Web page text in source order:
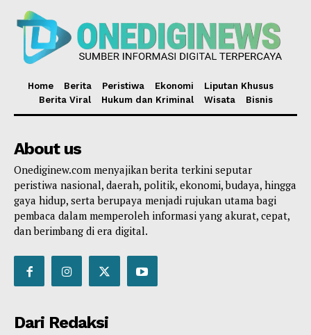
Home Berita Peristiwa Ekonomi
Liputan Khusus
Berita Viral
Hukum dan Kriminal Wisata Bisnis
About us
Onediginew.com menyajikan berita terkini seputar
peristiwa nasional, daerah, politik, ekonomi, budaya, hingga
gaya hidup, serta berupaya menjadi rujukan utama bagi
pembaca dalam memperoleh informasi yang akurat, cepat,
dan berimbang di era digital.
Dari Redaksi